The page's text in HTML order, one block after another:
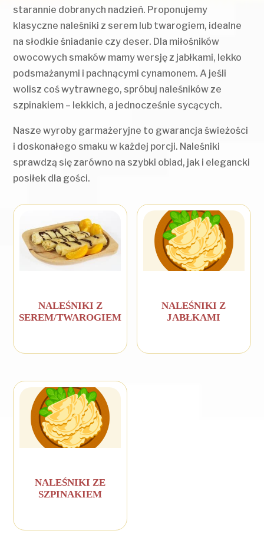
starannie dobranych nadzień. Proponujemy
klasyczne naleśniki z serem lub twarogiem, idealne
na słodkie śniadanie czy deser. Dla miłośników
owocowych smaków mamy wersję z jabłkami, lekko
podsmażanymi i pachnącymi cynamonem. A jeśli
wolisz coś wytrawnego, spróbuj naleśników ze
szpinakiem – lekkich, a jednocześnie sycących.
Nasze wyroby garmażeryjne to gwarancja świeżości
i doskonałego smaku w każdej porcji. Naleśniki
sprawdzą się zarówno na szybki obiad, jak i elegancki
posiłek dla gości.
NALEŚNIKI Z
SEREM/TWAROGIEM
NALEŚNIKI Z
JABŁKAMI
NALEŚNIKI ZE
SZPINAKIEM